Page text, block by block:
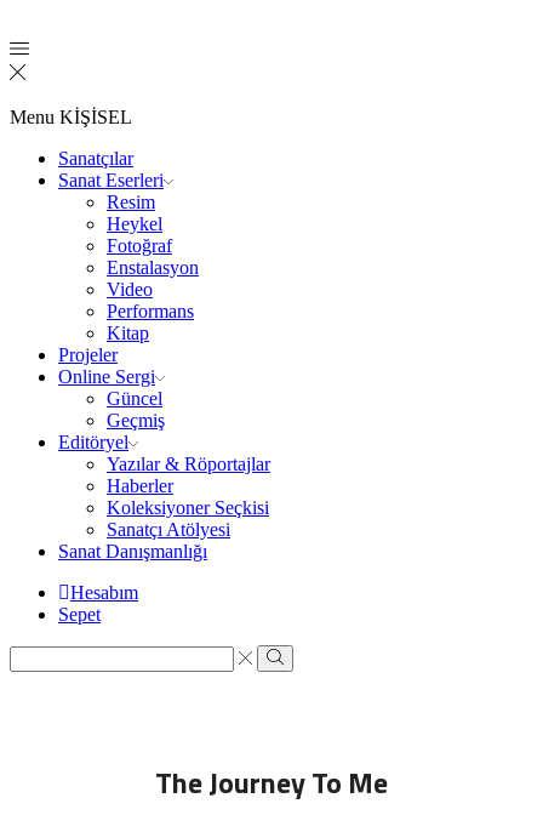
Menu KİŞİSEL
Sanatçılar
Sanat Eserleri
Resim
Heykel
Fotoğraf
Enstalasyon
Video
Performans
Kitap
Projeler
Online Sergi
Güncel
Geçmiş
Editöryel
Yazılar & Röportajlar
Haberler
Koleksiyoner Seçkisi
Sanatçı Atölyesi
Sanat Danışmanlığı
Hesabım
Sepet
Search
input
Search
The Journey To Me